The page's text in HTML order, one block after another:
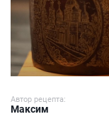
Автор рецепта:
Максим